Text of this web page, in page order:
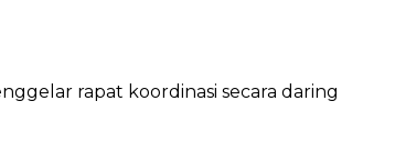
rapat koordinasi secara daring